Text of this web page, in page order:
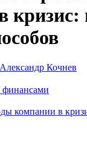
кризис:
Александр Кочнев
финансами